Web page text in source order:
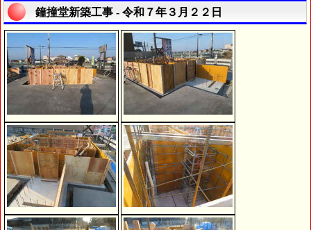
鐘撞堂新築工事 - 令和７年３月２２日